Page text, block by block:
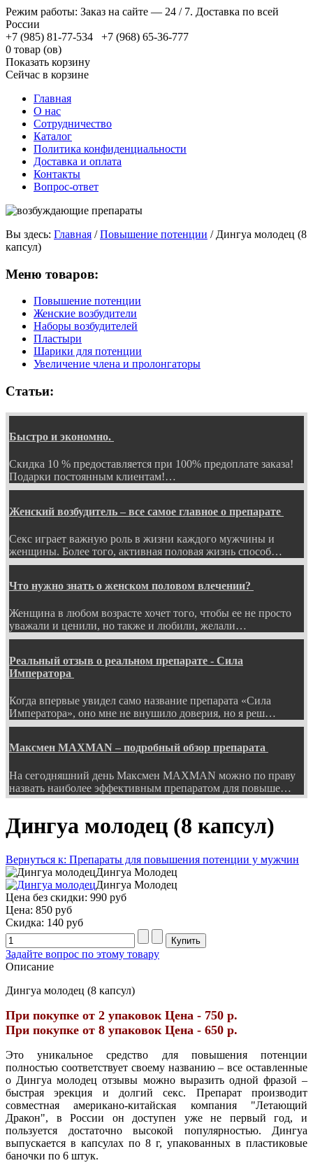
Режим работы: Заказ на сайте — 24 / 7. Доставка по всей
России
+7 (985) 81-77-534 +7 (968) 65-36-777
0 товар (ов)
Показать корзину
Сейчас в корзине
Главная
О нас
Сотрудничество
Каталог
Политика конфиденциальности
Доставка и оплата
Контакты
Вопрос-ответ
Вы здесь: Главная /Повышение потенции / Дингуа молодец (8
капсул)
Меню товаров:
Повышение потенции
Женские возбудители
Наборы возбудителей
Пластыри
Шарики для потенции
Увеличение члена и пролонгаторы
Статьи:
Быстро и экономно.
Скидка 10 % предоставляется при 100% предоплате заказа!
Подарки постоянным клиентам!…
Женский возбудитель – все самое главное о препарате
Секс играет важную роль в жизни каждого мужчины и
женщины. Более того, активная половая жизнь способ…
Что нужно знать о женском половом влечении?
Женщина в любом возрасте хочет того, чтобы ее не просто
уважали и ценили, но также и любили, желали…
Реальный отзыв о реальном препарате - Сила
Императора
Когда впервые увидел само название препарата «Сила
Императора», оно мне не внушило доверия, но я реш…
Максмен MAXMAN – подробный обзор препарата
На сегодняшний день Максмен MAXMAN можно по праву
назвать наиболее эффективным препаратом для повыше…
Дингуа молодец (8 капсул)
Вернуться к: Препараты для повышения потенции у мужчин
Дингуа Молодец
Дингуа Молодец
Цена без скидки: 990 руб
Цена: 850 руб
Скидка: 140 руб
Задайте вопрос по этому товару
Описание
Дингуа молодец (8 капсул)
При покупке от 2 упаковок Цена - 750 р.
При покупке от 8 упаковок Цена - 650 р.
Это уникальное средство для повышения потенции
полностью соответствует своему названию – все оставленные
о Дингуа молодец отзывы можно выразить одной фразой –
быстрая эрекция и долгий секс. Препарат производит
совместная американо-китайская компания "Летающий
Дракон", в России он доступен уже не первый год, и
пользуется достаточно высокой популярностью. Дингуа
выпускается в капсулах по 8 г, упакованных в пластиковые
баночки по 6 штук.